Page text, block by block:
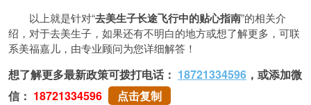
以上就是针对“去美生子长途飞行中的贴心指南”的相关介
绍，对于去美生子，如果还有不明白的地方或想了解更多，可联
系美福嘉儿，由专业顾问为您详细解答！
想了解更多最新政策可拨打电话： 18721334596 ，或添加微
信： 18721334596 点击复制